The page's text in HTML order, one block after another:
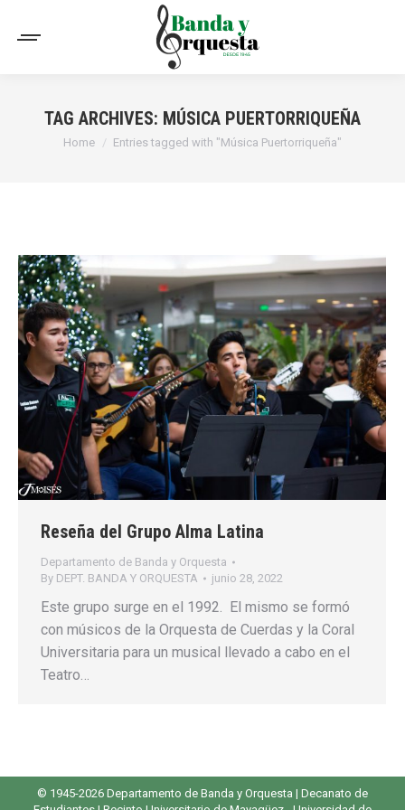
TAG ARCHIVES: MÚSICA PUERTORRIQUEÑA
You are here:
Home Entries tagged with "Música Puertorriqueña"
Reseña del Grupo Alma Latina
Departamento de Banda y Orquesta
By DEPT. BANDA Y ORQUESTA junio 28, 2022
Este grupo surge en el 1992. El mismo se formó
con músicos de la Orquesta de Cuerdas y la Coral
Universitaria para un musical llevado a cabo en el
Teatro…
© 1945-2026 Departamento de Banda y Orquesta | Decanato de